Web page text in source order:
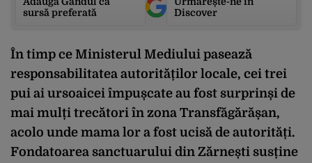
sursă preferată
Discover
În timp ce Ministerul Mediului pasează
responsabilitatea autorităților locale, cei trei
pui ai ursoaicei împușcate au fost surprinși de
mai mulți trecători în zona Transfăgărășan,
acolo unde mama lor a fost ucisă de autorități.
Fondatoarea sanctuarului din Zărnești susține